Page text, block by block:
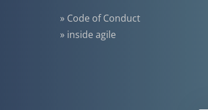
» Code of Conduct
» inside agile